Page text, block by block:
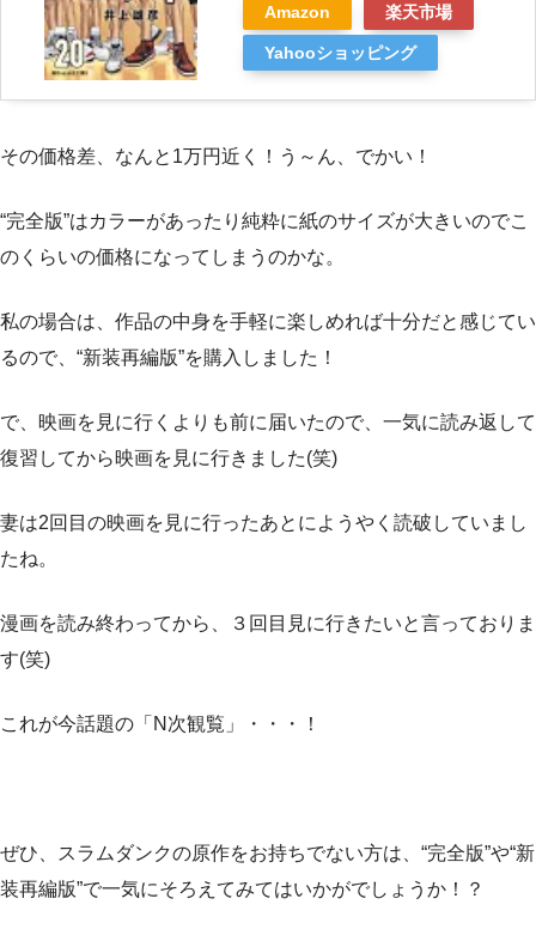
Amazon 楽天市場
Yahooショッピング
その価格差、なんと1万円近く！う～ん、でかい！
“完全版”はカラーがあったり純粋に紙のサイズが大きいのでこ
のくらいの価格になってしまうのかな。
私の場合は、作品の中身を手軽に楽しめれば十分だと感じてい
るので、“新装再編版”を購入しました！
で、映画を見に行くよりも前に届いたので、一気に読み返して
復習してから映画を見に行きました(笑)
妻は2回目の映画を見に行ったあとにようやく読破していまし
たね。
漫画を読み終わってから、３回目見に行きたいと言っておりま
す(笑)
これが今話題の「N次観覧」・・・！
ぜひ、スラムダンクの原作をお持ちでない方は、“完全版”や“新
装再編版”で一気にそろえてみてはいかがでしょうか！？